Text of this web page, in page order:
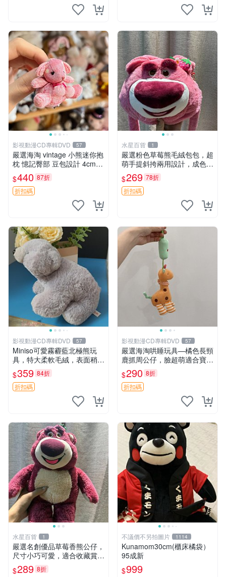
影視動漫CD專輯DVD 57
嚴選海淘 vintage 小熊迷你抱
枕 憶記臀部 豆包設計 4cm
高 推薦收藏 迷你豆包小熊、
高臀部、豆袋抱枕
$440 87折
折扣碼
水星百貨 1
嚴選粉色草莓熊毛絨包包，超
萌手提斜挎兩用設計，成色上
佳容量大 粉紅草莓 毛絨包 超
大容量
$269 78折
折扣碼
影視動漫CD專輯DVD 57
Miniso可愛霧霾藍北極熊玩
具，特大柔軟毛絨，表面稍有
使用痕跡，適合居家擺放 23
CM 毛絨玩具 北極熊 魯班熊
$359 84折
折扣碼
影視動漫CD專輯DVD 57
嚴選海淘哄睡玩具—橘色長頸
鹿抓周公仔，臉超萌適合寶寶
陪伴，中古略有使用痕跡 橘
色 長頸鹿 抓周
$290 8折
折扣碼
水星百貨 1
嚴選名創優品草莓香熊公仔，
尺寸小巧可愛，適合收藏賞玩
30cm 玩具 公仔 草莓熊
$289 8折
不議價不另拍圖片 1114
Kunamom30cm(櫃床橘袋）
95成新
$999